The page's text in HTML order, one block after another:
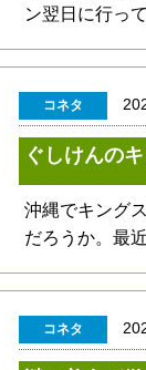
ン翌日に行っ
コネタ
ぐしけんの
沖縄でキング
だろうか。最
コネタ